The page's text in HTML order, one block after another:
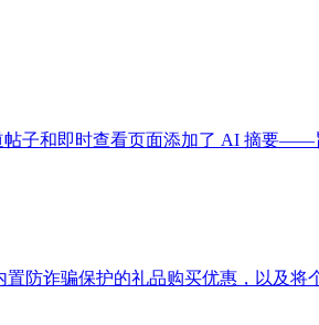
帖子和即时查看页面添加了 AI 摘要
防诈骗保护的礼品购买优惠，以及